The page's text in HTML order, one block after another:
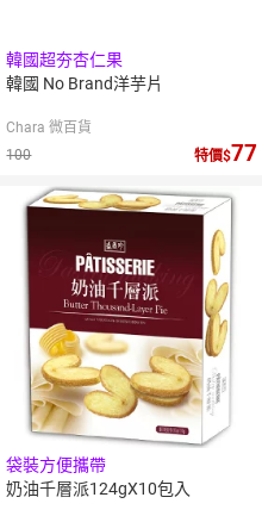
韓國超夯杏仁果
韓國 No Brand洋芋片
Chara 微百貨
100
特價 77
袋裝方便攜帶
奶油千層派124gX10包入